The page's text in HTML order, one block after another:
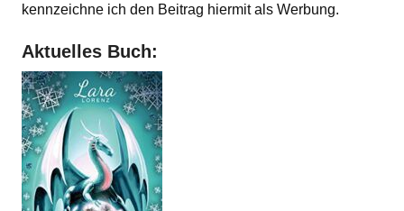
kennzeichne ich den Beitrag hiermit als Werbung.
Aktuelles Buch: